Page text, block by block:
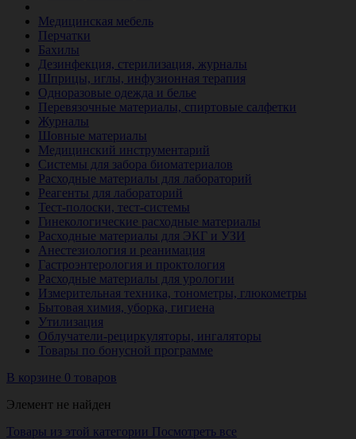
Медицинская мебель
Перчатки
Бахилы
Дезинфекция, стерилизация, журналы
Шприцы, иглы, инфузионная терапия
Одноразовые одежда и белье
Перевязочные материалы, спиртовые салфетки
Журналы
Шовные материалы
Медицинский инструментарий
Системы для забора биоматериалов
Расходные материалы для лабораторий
Реагенты для лабораторий
Тест-полоски, тест-системы
Гинекологические расходные материалы
Расходные материалы для ЭКГ и УЗИ
Анестезиология и реанимация
Гастроэнтерология и проктология
Расходные материалы для урологии
Измерительная техника, тонометры, глюкометры
Бытовая химия, уборка, гигиена
Утилизация
Облучатели-рециркуляторы, ингаляторы
Товары по бонусной программе
В корзине 0 товаров
Элемент не найден
Товары из этой категории Посмотреть все